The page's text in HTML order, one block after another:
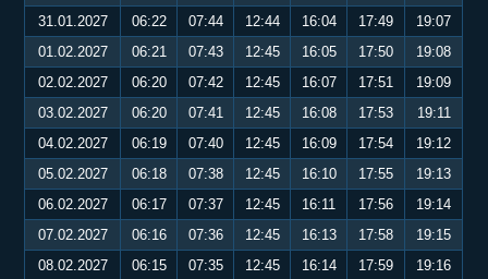
31.01.2027
06:22 07:44 12:44 16:04 17:49
19:07
01.02.2027
06:21 07:43 12:45 16:05 17:50
19:08
02.02.2027
06:20 07:42 12:45 16:07 17:51
19:09
03.02.2027
06:20 07:41 12:45 16:08 17:53
19:11
04.02.2027
06:19 07:40 12:45 16:09 17:54
19:12
05.02.2027
06:18 07:38 12:45 16:10 17:55
19:13
06.02.2027
06:17 07:37 12:45 16:11 17:56
19:14
07.02.2027
06:16 07:36 12:45 16:13 17:58
19:15
08.02.2027
06:15 07:35 12:45 16:14 17:59
19:16